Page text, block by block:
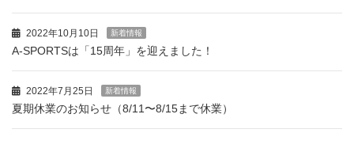
2022年10月10日 新着情報
A-SPORTSは「15周年」を迎えました！
2022年7月25日 新着情報
夏期休業のお知らせ（8/11〜8/15まで休業）